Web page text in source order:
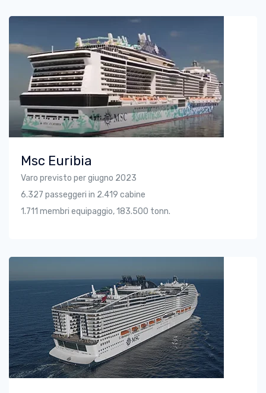
Msc Euribia
Varo previsto per giugno 2023
6.327 passeggeri in 2.419 cabine
1.711 membri equipaggio, 183.500 tonn.